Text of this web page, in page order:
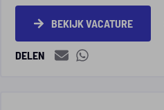
BEKIJK VACATURE
DELEN